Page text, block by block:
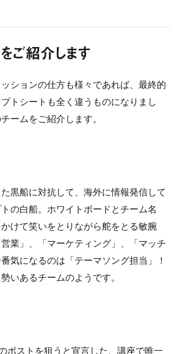
ご紹介します
ションの仕方も様々であれば、最終的
トシートも全く違うものになりまし
ームをご紹介します。
黒船に対抗して、海外に情報発信して
の白船。ホワイトボードとチーム名
かけて笑いをとりながら舵をとる敏腕
営業」、「マーケティング」、「マッチ
気になるのは「テーマソング担当」！
いあるチームのようです。
ポストを狙うと宣言した、講座で唯一